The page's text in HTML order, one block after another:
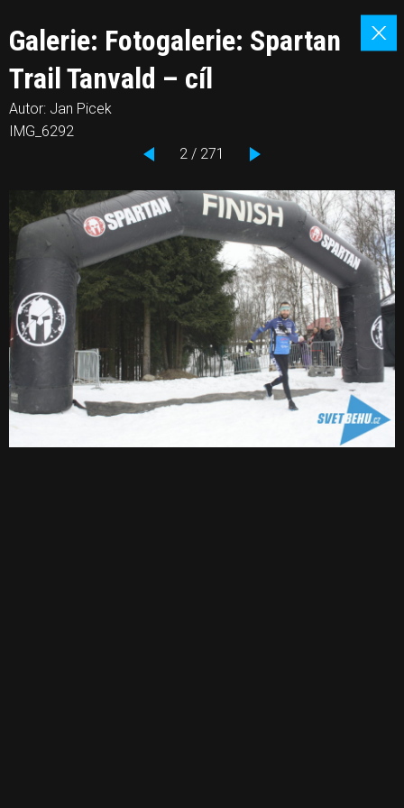
Galerie: Fotogalerie: Spartan
Trail Tanvald – cíl
Autor: Jan Picek
IMG_6292
2 / 271